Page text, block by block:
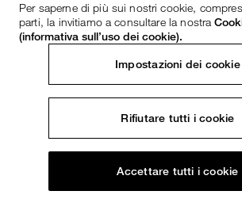
Per saperne di più sui nostri cookie,
parti, la invitiamo a consultare la nostra
(informativa sull’uso dei cookie).
Impostazioni dei cookie
Rifiutare tutti i cookie
Accettare tutti i cookie